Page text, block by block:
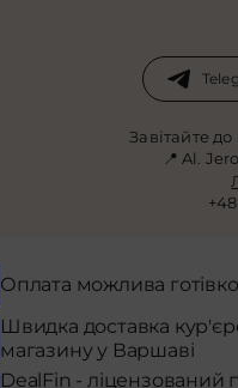
Завітайте
📍 Al.
Оплата можлива
Швидка доставка
магазину у Варшаві
DealFin - ліцензований